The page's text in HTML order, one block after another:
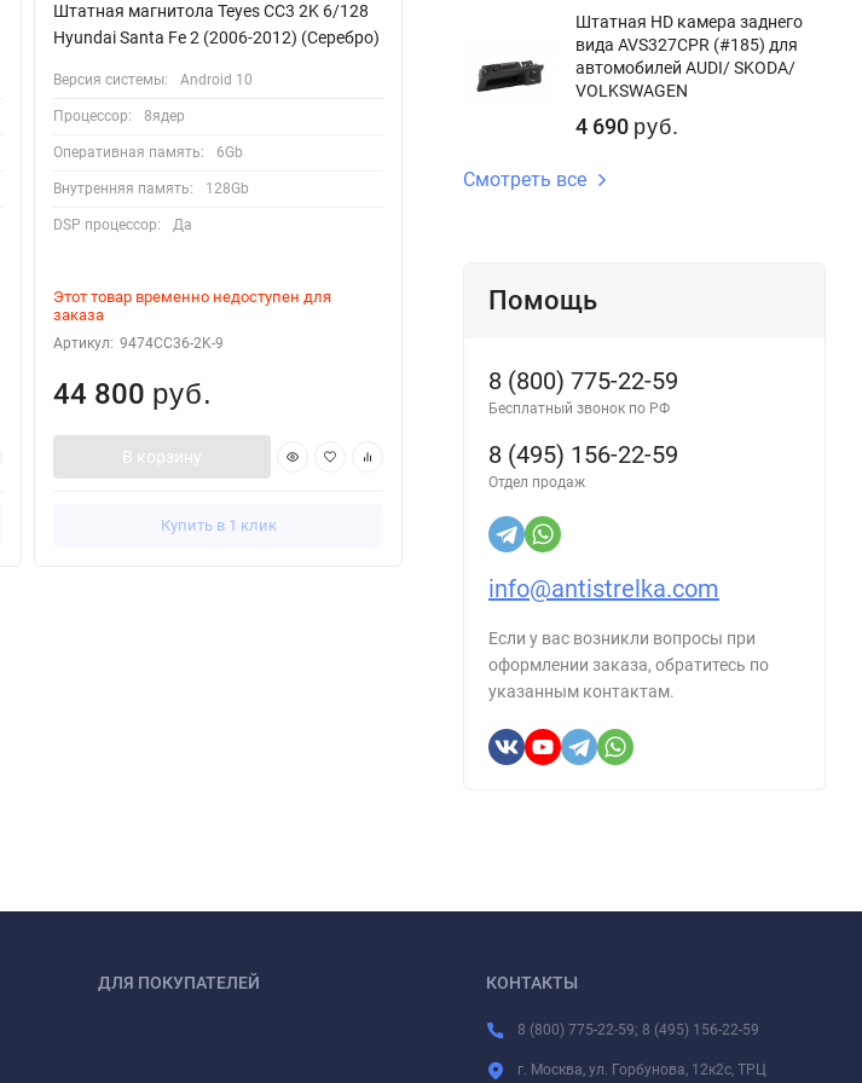
Штатная магнитола Teyes CC3 2K 6/128
Hyundai Santa Fe 2 (2006-2012) (Серебро)
Версия системы: Android 10
Процессор: 8ядер
Оперативная память: 6Gb
Внутренняя память: 128Gb
DSP процессор: Да
Этот товар временно недоступен для
заказа
Артикул: 9474CC36-2K-9
44 800 руб.
В корзину
Купить в 1 клик
Hyundai Santa Fe 2 (2006-2012) (Серебро)
Версия системы: Android 10
Внутренняя память: 32Gb
Этот товар временно недоступен для
35 450руб.
В корзину
Купить в 1 клик
Штатная HD камера заднего
вида AVS327CPR (#185) для
автомобилей AUDI/ SKODA/
VOLKSWAGEN
4 690 руб.
Смотреть все
Помощь
8 (800) 775-22-59
Бесплатный звонок по РФ
8 (495) 156-22-59
Отдел продаж
info@antistrelka.com
Если у вас возникли вопросы при
оформлении заказа, обратитесь по
указанным контактам.
ДЛЯ ПОКУПАТЕЛЕЙ КОНТАКТЫ
8 (800) 775-22-59; 8 (495) 156-22-59
г. Москва, ул. Горбунова, 12к2с, ТРЦ